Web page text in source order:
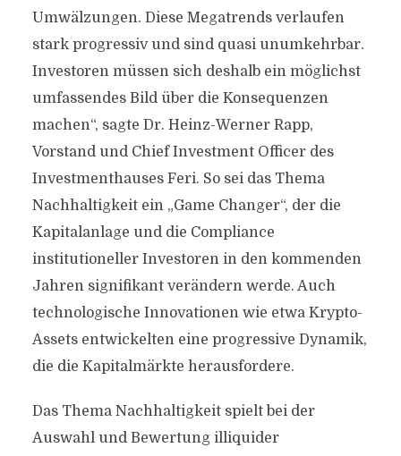
Umwälzungen. Diese Megatrends verlaufen
stark progressiv und sind quasi unumkehrbar.
Investoren müssen sich deshalb ein möglichst
umfassendes Bild über die Konsequenzen
machen“, sagte Dr. Heinz-Werner Rapp,
Vorstand und Chief Investment Officer des
Investmenthauses Feri. So sei das Thema
Nachhaltigkeit ein „Game Changer“, der die
Kapitalanlage und die Compliance
institutioneller Investoren in den kommenden
Jahren signifikant verändern werde. Auch
technologische Innovationen wie etwa Krypto-
Assets entwickelten eine progressive Dynamik,
die die Kapitalmärkte herausfordere.
Das Thema Nachhaltigkeit spielt bei der
Auswahl und Bewertung illiquider